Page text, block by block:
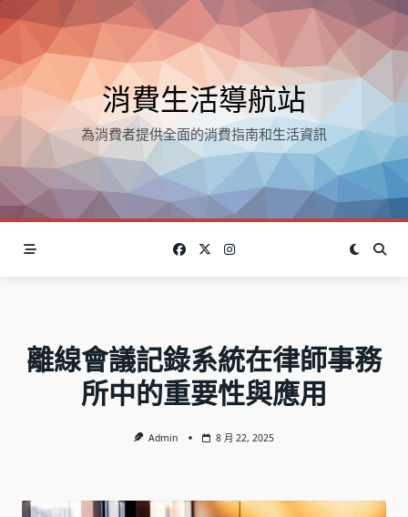
Skip
to
content
消費生活導航站
為消費者提供全面的消費指南和生活資訊
離線會議記錄系統在律師事務
所中的重要性與應用
Admin 8 月 22, 2025